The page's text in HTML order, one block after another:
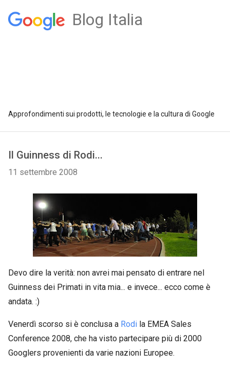
Blog Italia
Approfondimenti sui prodotti, le tecnologie e la cultura di Google
Il Guinness di Rodi...
11 settembre 2008
Devo dire la verità: non avrei mai pensato di entrare nel
Guinness dei Primati in vita mia... e invece... ecco come è
andata. :)
Venerdì scorso si è conclusa a Rodi la EMEA Sales
Conference 2008, che ha visto partecipare più di 2000
Googlers provenienti da varie nazioni Europee.